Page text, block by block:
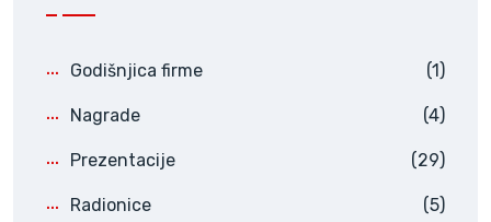
Godišnjica firme (1)
Nagrade (4)
Prezentacije (29)
Radionice (5)